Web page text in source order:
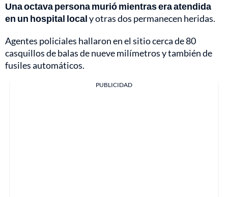
Una octava persona murió mientras era atendida
en un hospital localy otras dos permanecen heridas.
Agentes policiales hallaron en el sitio cerca de 80
casquillos de balas de nueve milímetros y también de
fusiles automáticos.
PUBLICIDAD